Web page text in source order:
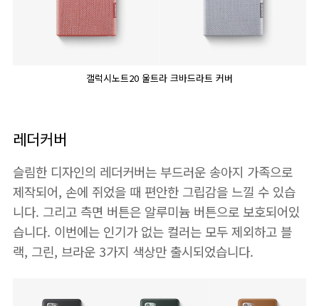
갤럭시노트20 울트라 크바드라트 커버
레더커버
슬림한 디자인의 레더커버는 부드러운 송아지 가족으로
제작되어, 손에 쥐었을 때 편안한 그립감을 느낄 수 있습
니다. 그리고 측면 버튼은 알루미늄 버튼으로 보호되어있
습니다. 이번에는 인기가 없는 컬러는 모두 제외하고 블
랙, 그린, 브라운 3가지 색상만 출시되었습니다.